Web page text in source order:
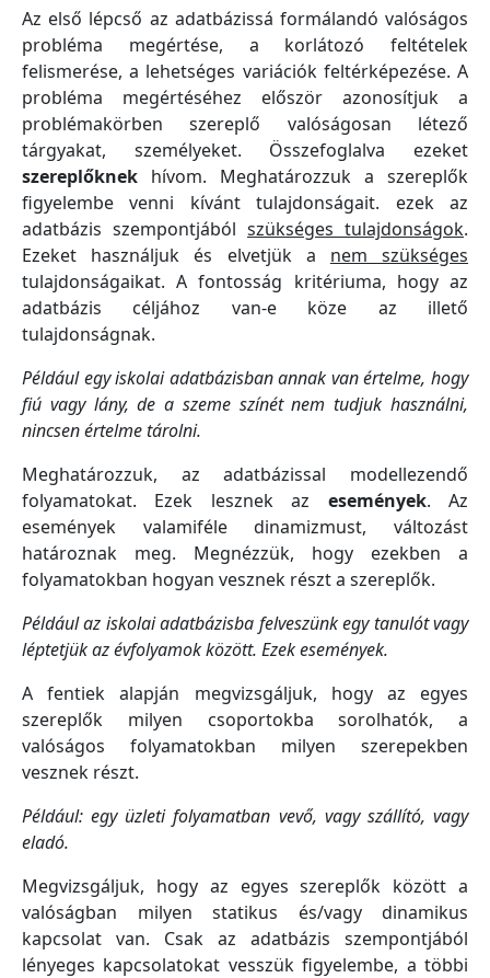
Az első lépcső az adatbázissá formálandó valóságos
probléma megértése, a korlátozó feltételek
felismerése, a lehetséges variációk feltérképezése. A
probléma megértéséhez először azonosítjuk a
problémakörben szereplő valóságosan létező
tárgyakat, személyeket. Összefoglalva ezeket
szereplőknek hívom. Meghatározzuk a szereplők
figyelembe venni kívánt tulajdonságait. ezek az
adatbázis szempontjából szükséges tulajdonságok.
Ezeket használjuk és elvetjük a nem szükséges
tulajdonságaikat. A fontosság kritériuma, hogy az
adatbázis céljához van-e köze az illető
tulajdonságnak.
Például egy iskolai adatbázisban annak van értelme, hogy
fiú vagy lány, de a szeme színét nem tudjuk használni,
nincsen értelme tárolni.
Meghatározzuk, az adatbázissal modellezendő
folyamatokat. Ezek lesznek az események. Az
események valamiféle dinamizmust, változást
határoznak meg. Megnézzük, hogy ezekben a
folyamatokban hogyan vesznek részt a szereplők.
Például az iskolai adatbázisba felveszünk egy tanulót vagy
léptetjük az évfolyamok között. Ezek események.
A fentiek alapján megvizsgáljuk, hogy az egyes
szereplők milyen csoportokba sorolhatók, a
valóságos folyamatokban milyen szerepekben
vesznek részt.
Például: egy üzleti folyamatban vevő, vagy szállító, vagy
eladó.
Megvizsgáljuk, hogy az egyes szereplők között a
valóságban milyen statikus és/vagy dinamikus
kapcsolat van. Csak az adatbázis szempontjából
lényeges kapcsolatokat vesszük figyelembe, a többi